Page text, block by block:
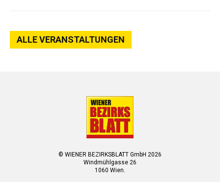
ALLE VERANSTALTUNGEN
© WIENER BEZIRKSBLATT GmbH 2026
Windmühlgasse 26
1060 Wien.